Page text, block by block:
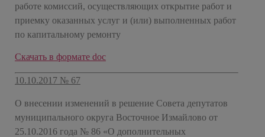
работе комиссий, осуществляющих открытие работ и
приемку оказанных услуг и (или) выполненных работ
по капитальному ремонту
Скачать в формате doc
10.10.2017 № 67
О внесении изменений в решение Совета депутатов
муниципального округа Восточное Измайлово от
25.10.2016 года № 86 «О дополнительных